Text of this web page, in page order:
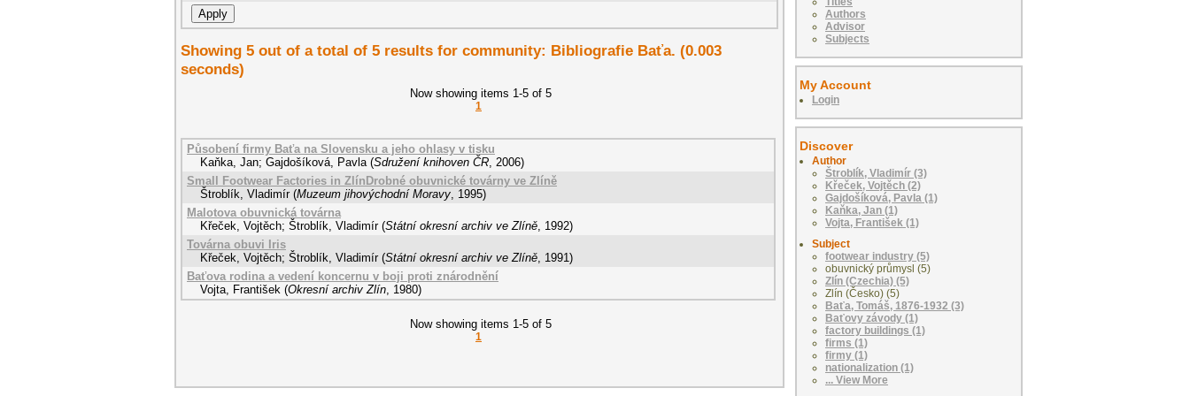
Showing 5 out of a total of 5 results for community: Bibliografie Baťa. (0.003
seconds)
Now showing items 1-5 of 5
1
Působení firmy Baťa na Slovensku a jeho ohlasy v tisku
Kaňka, Jan; Gajdošíková, Pavla (Sdružení knihoven ČR, 2006)
Small Footwear Factories in ZlínDrobné obuvnické továrny ve Zlíně
Štroblík, Vladimír (Muzeum jihovýchodní Moravy, 1995)
Malotova obuvnická továrna
Křeček, Vojtěch; Štroblík, Vladimír (Státní okresní archiv ve Zlíně, 1992)
Továrna obuvi Iris
Křeček, Vojtěch; Štroblík, Vladimír (Státní okresní archiv ve Zlíně, 1991)
Baťova rodina a vedení koncernu v boji proti znárodnění
Vojta, František (Okresní archiv Zlín, 1980)
Now showing items 1-5 of 5
1
Authors
Advisor
Subjects
My Account
Login
Discover
Author
Štroblík, Vladimír (3)
Křeček, Vojtěch (2)
Gajdošíková, Pavla (1)
Kaňka, Jan (1)
Vojta, František (1)
Subject
footwear industry (5)
obuvnický průmysl (5)
Zlín (Czechia) (5)
Zlín (Česko) (5)
Baťa, Tomáš, 1876-1932 (3)
Baťovy závody (1)
factory buildings (1)
firms (1)
firmy (1)
nationalization (1)
... View More